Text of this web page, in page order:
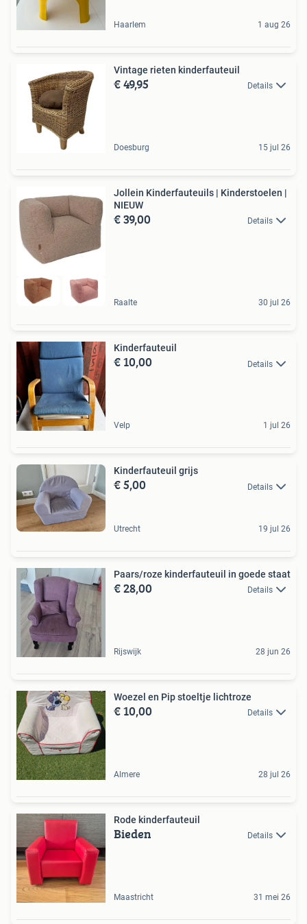
Haarlem 1 aug 26
Vintage rieten kinderfauteuil
€ 49,95 Details
Doesburg 15 jul 26
Jollein Kinderfauteuils | Kinderstoelen |
NIEUW
€ 39,00 Details
Raalte 30 jul 26
Kinderfauteuil
€ 10,00 Details
Velp 1 jul 26
Kinderfauteuil grijs
€ 5,00 Details
Utrecht 19 jul 26
Paars/roze kinderfauteuil in goede staat
€ 28,00 Details
Rijswijk 28 jun 26
Woezel en Pip stoeltje lichtroze
€ 10,00 Details
Almere 28 jul 26
Rode kinderfauteuil
Bieden Details
Maastricht 31 mei 26